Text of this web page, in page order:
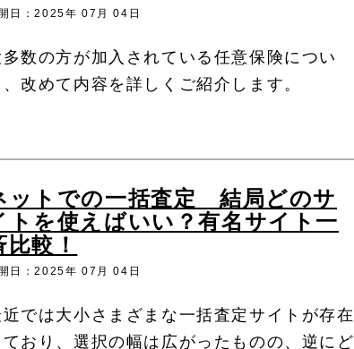
日：2025年 07月 04日
数の方が加入されている任意保険につい
改めて内容を詳しくご紹介します。
ットでの一括査定 結局どのサ
トを使えばいい？有名サイト一
比較！
日：2025年 07月 04日
では大小さまざまな一括査定サイトが存在
ており、選択の幅は広がったものの、逆にど